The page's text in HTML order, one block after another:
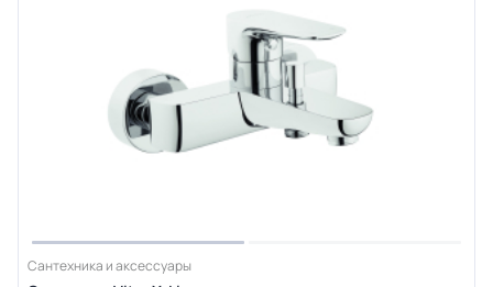
Сантехника и аксессуары